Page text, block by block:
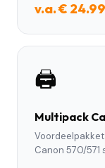
v.a. € 24.99
🖨️
Multipack
Canon 570/571